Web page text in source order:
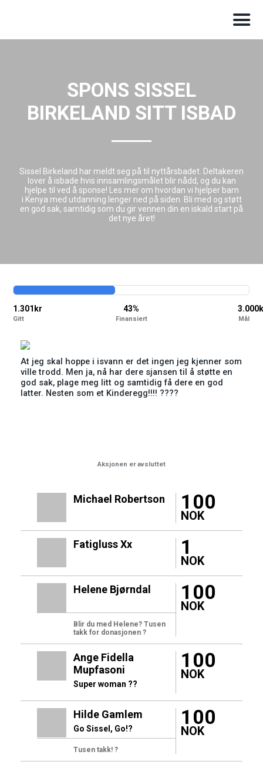
SPONS SISSEL
BIRKELAND SITT ISBAD
Sissel Birkeland har meldt seg på til nyttårsbadet. Deltakeren
lover å isbade hvis innsamlingsmålet blir nådd, og du kan
hjelpe til ved å sponse! Les mer om hvordan vi hjelper barn
i Kenya med utdanning lenger ned på siden. Bli med og støtt
en god sak, samtidig som du gir vennen din en iskald start på
det nye året!
Mål
43%
Finansiert
1.301kr
Gitt
At jeg skal hoppe i isvann er det ingen jeg kjenner som
ville trodd. Men ja, nå har dere sjansen til å støtte en
god sak, plage meg litt og samtidig få dere en god
latter. Nesten som et Kinderegg!!!! ????
Aksjonen er avsluttet
Michael Robertson 100
NOK
Fatigluss Xx 1
NOK
Helene Bjørndal
Blir du med Helene? Tusen
takk for donasjonen ?
100
NOK
Ange Fidella
Mupfasoni
Super woman ??
100
NOK
Hilde Gamlem
Go Sissel, Go!?
Tusen takk! ?
100
NOK